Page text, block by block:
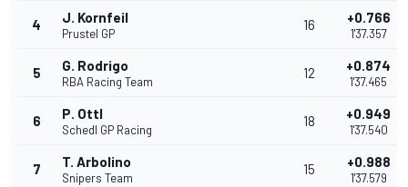
4 J. Kornfeil
Prustel GP
16 +0.766
1'37.357
5 G. Rodrigo
RBA Racing Team
12 +0.874
1'37.465
6 P. Ottl
Schedl GP Racing
18 +0.949
1'37.540
7 T. Arbolino
Snipers Team
15 +0.988
1'37.579